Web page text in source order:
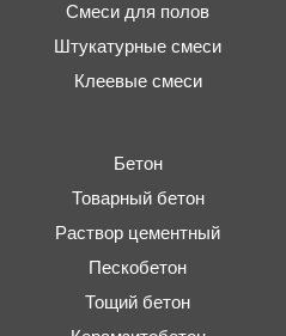
Смеси для полов
Штукатурные смеси
Клеевые смеси
Бетон
Товарный бетон
Раствор цементный
Пескобетон
Тощий бетон